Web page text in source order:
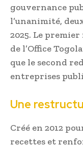
gouvernance
l’unanimité,
2025. Le
de l’Office
que le second
entreprises
Une
Créé en 2012
recettes et